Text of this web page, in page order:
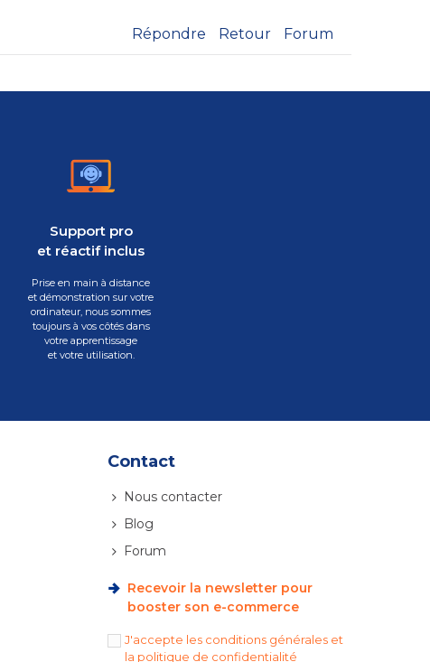
Répondre Retour
Forum
Support pro
et réactif inclus
Prise en main à distance
et démonstration sur votre
ordinateur, nous sommes
toujours à vos côtés dans
votre apprentissage
et votre utilisation.
Contact
Nous contacter
Blog
Forum
Recevoir la newsletter pour
booster son e-commerce
J'accepte les conditions générales et
la politique de confidentialité